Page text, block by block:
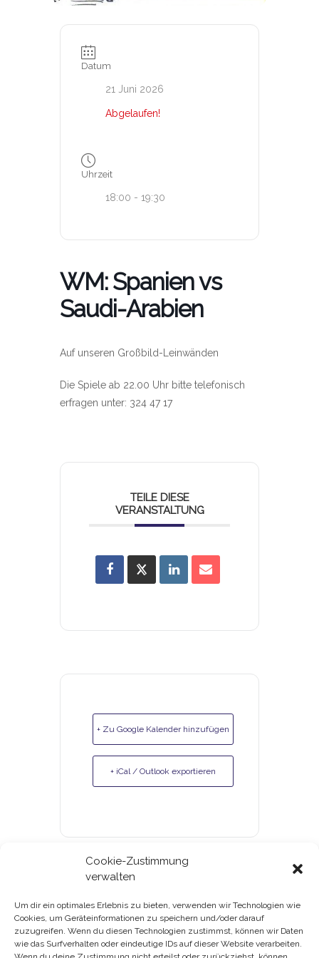
Cookie-Zustimmung
verwalten
Um dir ein optimales Erlebnis zu bieten, verwenden wir Technologien wie
Cookies, um Geräteinformationen zu speichern und/oder darauf
zuzugreifen. Wenn du diesen Technologien zustimmst, können wir Daten
wie das Surfverhalten oder eindeutige IDs auf dieser Website verarbeiten.
Datum
21 Juni 2026
Abgelaufen!
Uhrzeit
18:00 - 19:30
WM: Spanien vs
Saudi-Arabien
Auf unseren Großbild-Leinwänden
Die Spiele ab 22.00 Uhr bitte telefonisch
erfragen unter: 324 47 17
TEILE DIESE
VERANSTALTUNG
+ Zu Google Kalender hinzufügen
+ iCal / Outlook exportieren
Gutscheine & Kundenkarte